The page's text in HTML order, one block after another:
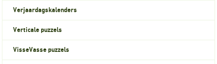
Verjaardagskalenders
Verticale puzzels
VisseVasse puzzels